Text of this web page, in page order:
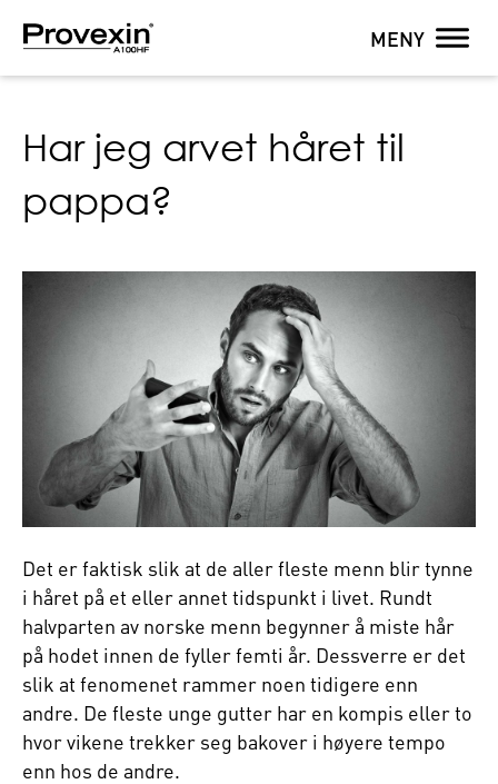
MENY
Har jeg arvet håret til
pappa?
Det er faktisk slik at de aller fleste menn blir tynne
i håret på et eller annet tidspunkt i livet. Rundt
halvparten av norske menn begynner å miste hår
på hodet innen de fyller femti år. Dessverre er det
slik at fenomenet rammer noen tidigere enn
andre. De fleste unge gutter har en kompis eller to
hvor vikene trekker seg bakover i høyere tempo
enn hos de andre.